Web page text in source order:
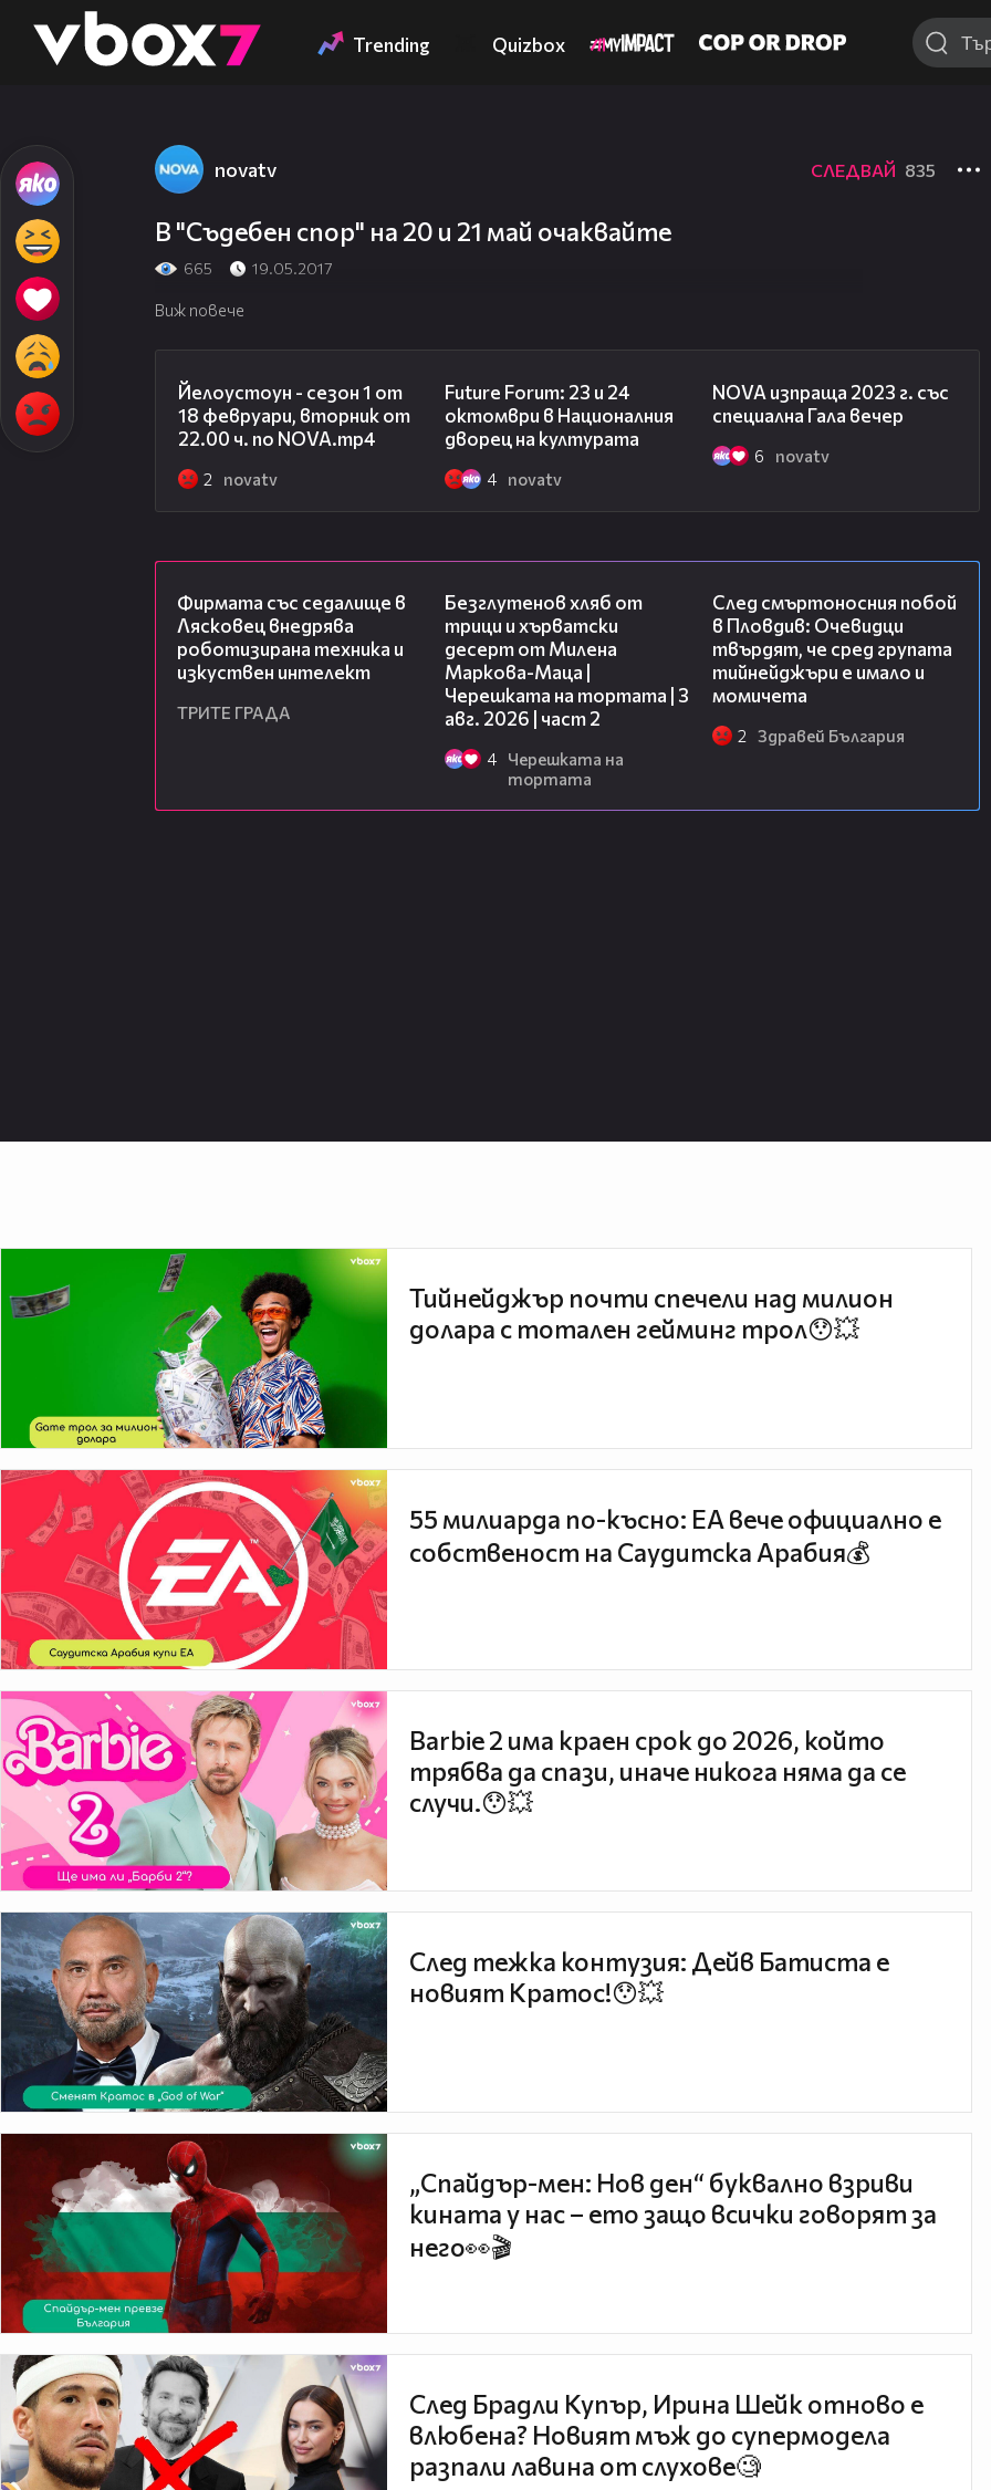
👾 Trending Quizbox
novatv СЛЕДВАЙ 835
В "Съдебен спор" на 20 и 21 май очаквайте
665 19.05.2017
Виж повече
Йелоустоун - сезон 1 от
18 февруари, вторник от
22.00 ч. по NOVA.mp4
2 novatv
Future Forum: 23 и 24
октомври в Националния
дворец на културата
4 novatv
NOVA изпраща 2023 г. със
специална Гала вечер
6 novatv
Фирмата със седалище в
Лясковец внедрява
роботизирана техника и
изкуствен интелект
ТРИТЕ ГРАДА
Безглутенов хляб от
трици и хърватски
десерт от Милена
Маркова-Маца |
Черешката на тортата | 3
авг. 2026 | част 2
4
Черешката на
тортата
След смъртоносния побой
в Пловдив: Очевидци
твърдят, че сред групата
тийнейджъри е имало и
момичета
2 Здравей България
Тийнейджър почти спечели над милион
долара с тотален гейминг трол😯💥
55 милиарда по-късно: EA вече официално е
собственост на Саудитска Арабия💰
Barbie 2 има краен срок до 2026, който
трябва да спази, иначе никога няма да се
случи.😯💥
След тежка контузия: Дейв Батиста е
новият Кратос!😯💥
„Спайдър-мен: Нов ден“ буквално взриви
кината у нас – ето защо всички говорят за
него👀🎬
След Брадли Купър, Ирина Шейк отново е
влюбена? Новият мъж до супермодела
разпали лавина от слухове🧐